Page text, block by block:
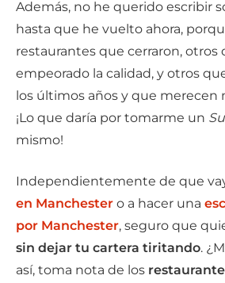
Además, no he querido escribir
hasta que he vuelto ahora,
restaurantes que cerraron, otros
empeorado la calidad, y otros
los últimos años y que merecen
¡Lo que daría por tomarme un
mismo!
Independientemente de que
en Manchester o a hacer una
por Manchester, seguro que
sin dejar tu cartera tiritando.
así, toma nota de los